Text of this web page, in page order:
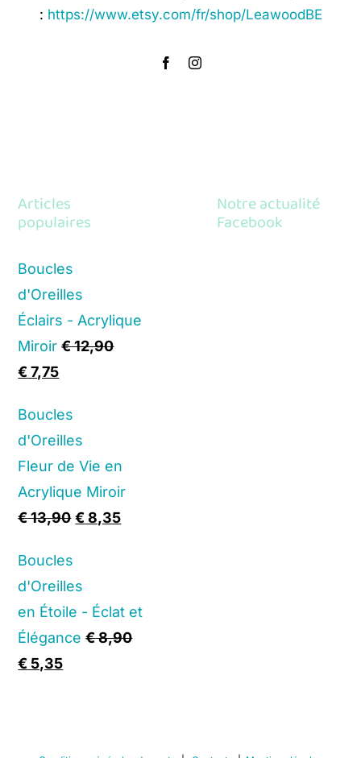
: https://www.etsy.com/fr/shop/LeawoodBE
Articles
populaires
Boucles
d'Oreilles
Éclairs - Acrylique
Miroir €12,90
Original
was:
€ 12,90.
€7,75Current
is:
€ 7,75.
Boucles
d'Oreilles
Fleur de Vie en
Acrylique Miroir
€13,90 Original
€ 13,90.
€8,35Current
Boucles
d'Oreilles
en Étoile - Éclat et
Élégance €8,90
Original
€ 5,35Current
Notre actualité
Facebook